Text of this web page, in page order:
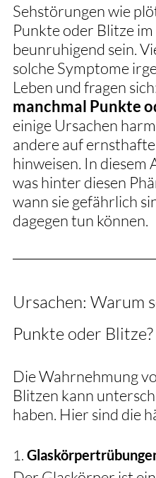
Sehstörungen wie
Punkte oder Blitze
beunruhigend sein.
solche Symptome
Leben und fragen
manchmal Punkte
einige Ursachen
andere auf
hinweisen. In diesem
was hinter diesen
wann sie gefährlich
dagegen tun können.
Ursachen: Warum
Punkte oder Blitze?
Die Wahrnehmung
Blitzen kann
haben. Hier sind die
1.